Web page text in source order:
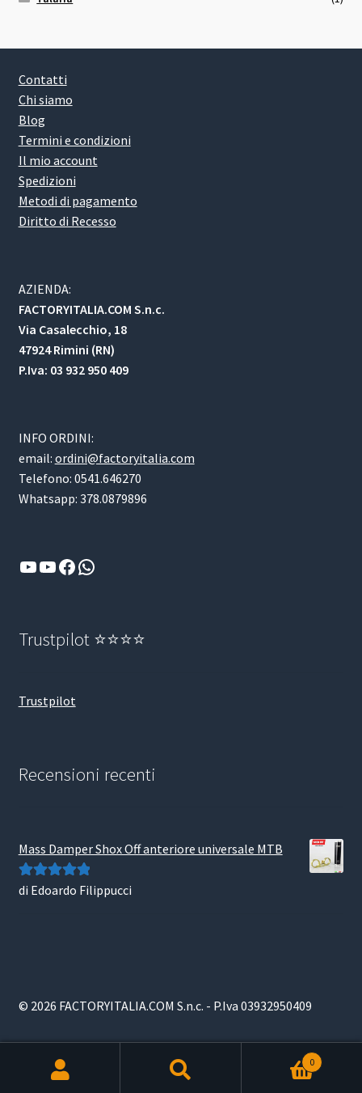
Contatti
Chi siamo
Blog
Termini e condizioni
Il mio account
Spedizioni
Metodi di pagamento
Diritto di Recesso
AZIENDA:
FACTORYITALIA.COM S.n.c.
Via Casalecchio, 18
47924 Rimini (RN)
P.Iva: 03 932 950 409
INFO ORDINI:
email: ordini@factoryitalia.com
Telefono: 0541.646270
Whatsapp: 378.0879896
YouTube
YouTube
Facebook
WhatsApp
Trustpilot ⭐⭐⭐⭐
Trustpilot
Recensioni recenti
Mass Damper Shox Off anteriore universale MTB
Valutato5su
di Edoardo Filippucci
© 2026 FACTORYITALIA.COM S.n.c. - P.Iva 03932950409
Products
0